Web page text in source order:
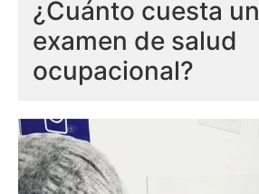
¿Cuánto cuesta un
examen de salud
ocupacional?